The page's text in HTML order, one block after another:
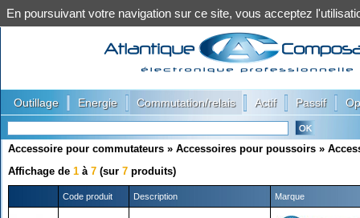
Outillage Energie Commutation/relais Actif Passif
Accessoire pour commutateurs » Accessoires pour poussoirs »
Affichage de 1 à 7 (sur 7 produits)
Code produit Description Marque
En poursuivant votre navigation sur ce site, vous acceptez